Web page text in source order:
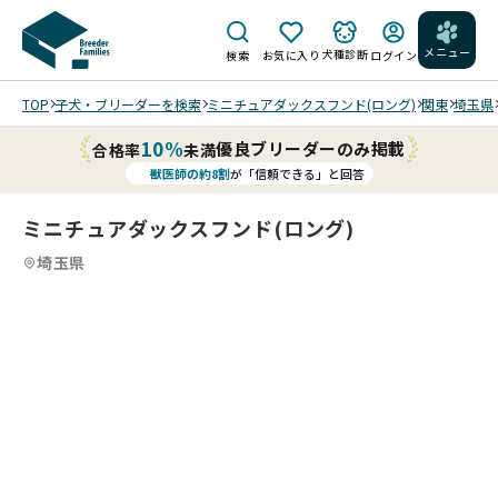
検索 お気に入り 犬種診断 ログイン メニュー
TOP 子犬・ブリーダーを検索 ミニチュアダックスフンド(ロング) 関東 埼玉県
合格率10%未満優良ブリーダーのみ掲載
獣医師の約8割が「信頼できる」と回答
ミニチュアダックスフンド(ロング)
埼玉県